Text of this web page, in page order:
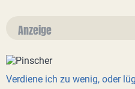
Anzeige
Verdiene ich zu wenig, oder